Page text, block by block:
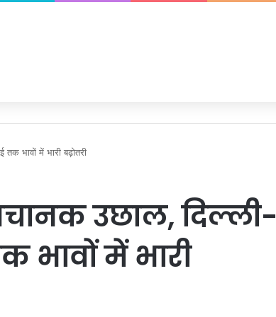
भावों में भारी बढ़ोतरी
उछाल, दिल्ली-
में भारी